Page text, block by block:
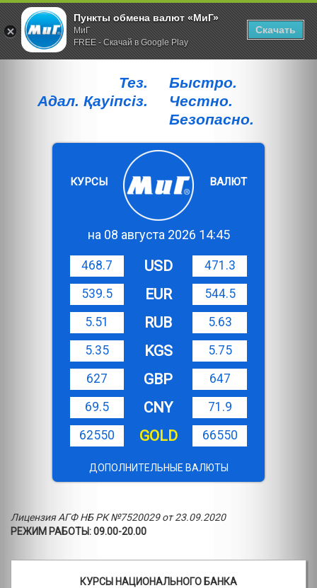
Тез.
Адал. Қауiпсiз.
Быстро.
Честно.
Безопасно.
КУРСЫ ВАЛЮТ
на 08 августа 2026 14:45
468.7 USD
471.3
539.5
EUR
544.5
5.51
RUB
5.63
5.35
KGS
5.75
627
GBP
647
69.5
CNY
71.9
62550
GOLD 66550
ДОПОЛНИТЕЛЬНЫЕ ВАЛЮТЫ
Лицензия АГФ НБ РК №7520029 от 23.09.2020
РЕЖИМ РАБОТЫ: 09.00-20.00
КУРСЫ НАЦИОНАЛЬНОГО БАНКА
Пункты обмена валют «МиГ»
МиГ
FREE - Скачай в Google Play
Скачать